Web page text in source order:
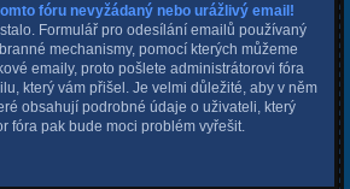
fóru nevyžádaný nebo urážlivý email!
Formulář pro odesílání emailů používaný
mechanismy, pomocí kterých můžeme
emaily, proto pošlete administrátorovi fóra
který vám přišel. Je velmi důležité, aby v něm
obsahují podrobné údaje o uživateli, který
fóra pak bude moci problém vyřešit.